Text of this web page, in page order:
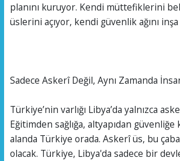
planını kuruyor. Kendi müttefiklerini
üslerini açıyor, kendi güvenlik ağını
Sadece Askerî Değil, Aynı Zamanda
Türkiye’nin varlığı Libya’da yalnızca
Eğitimden sağlığa, altyapıdan
alanda Türkiye orada. Askerî üs, bu
olacak. Türkiye, Libya'da sadece bir